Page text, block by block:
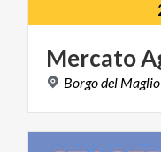
Mercato
Borgodel Maglio